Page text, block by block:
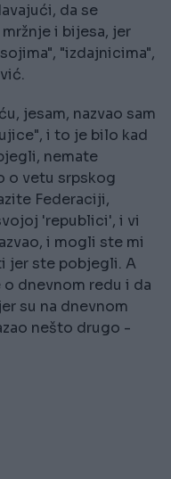
da se
i bijesa, jer
"izdajnicima",
jesam, nazvao sam
i to je bilo kad
nemate
o vetu srpskog
Federaciji,
'republici', i vi
i mogli ste mi
jer ste pobjegli. A
dnevnom redu i da
su na dnevnom
nešto drugo -